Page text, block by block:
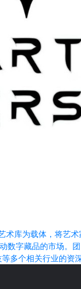
术库为载体，将艺
数字藏品的市场。
多个相关行业的资